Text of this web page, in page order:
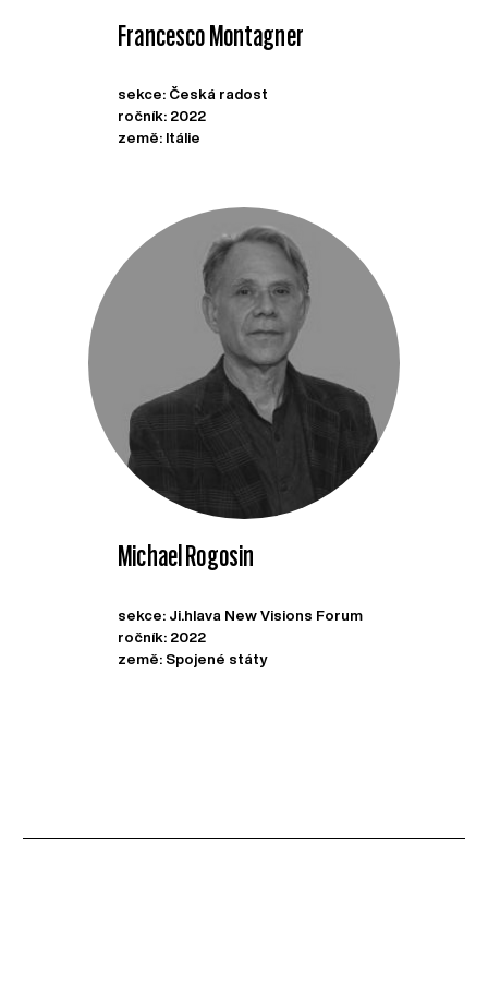
Francesco Montagner
sekce: Česká radost
ročník: 2022
země: Itálie
Michael Rogosin
sekce: Ji.hlava New Visions Forum
ročník: 2022
země: Spojené státy